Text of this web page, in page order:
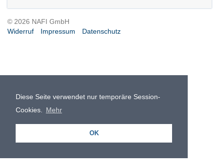
Diese Seite verwendet nur temporäre Session-
Cookies.
Mehr
OK
© 2026 NAFI GmbH
Widerruf
Impressum Datenschutz